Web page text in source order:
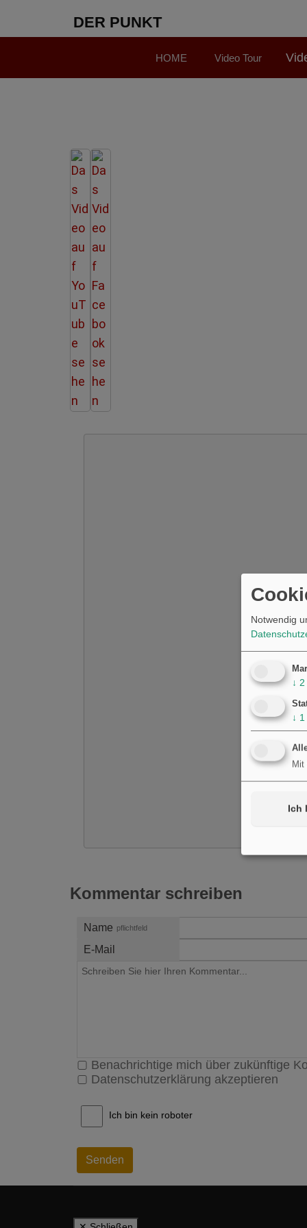
DER PUNKT
HOME Video Tour
Kommentar schreiben
Name pflichtfeld
E-Mail
Benachrichtige mich über zukünftige
Datenschutzerklärung akzeptieren
Ich bin kein roboter
Senden
Notwendig
↓ 2
↓ 1
Mit
Ich